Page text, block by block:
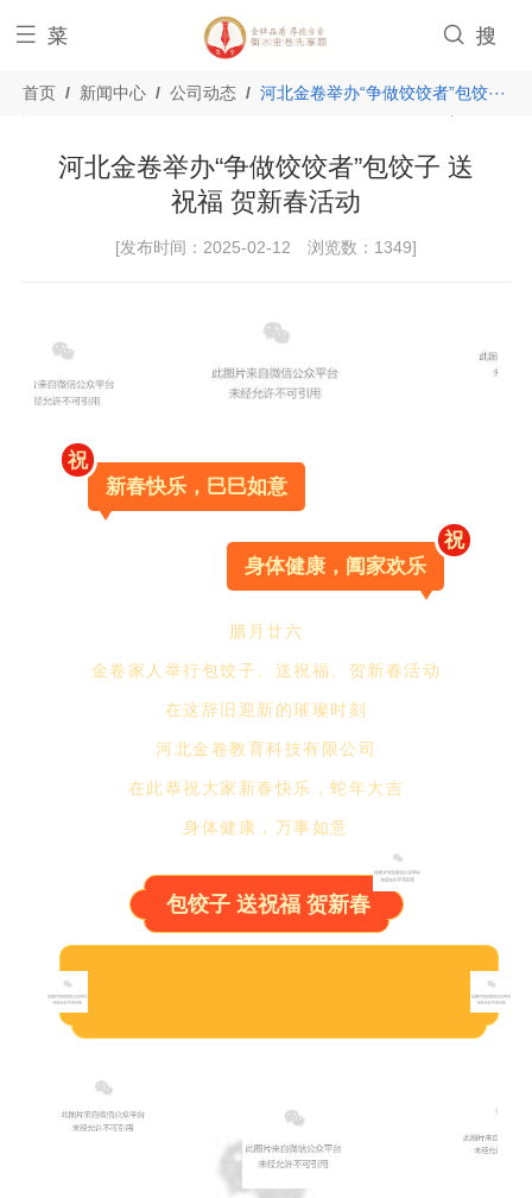
 菜
单
 搜
索
首页 / 新闻中心 /公司动态 /河北金卷举办“争做饺饺者”包饺···
河北金卷举办“争做饺饺者”包饺子 送
祝福 贺新春活动
[发布时间： 2025-02-12 浏览数： 1349]
祝
新春快乐，巳巳如意
祝
身体健康，阖家欢乐
腊月廿六
金卷家人举行包饺子、送祝福、贺新春活动
在这辞旧迎新的璀璨时刻
河北金卷教育科技有限公司
在此恭祝大家新春快乐，蛇年大吉
身体健康，万事如意
包饺子 送祝福 贺新春